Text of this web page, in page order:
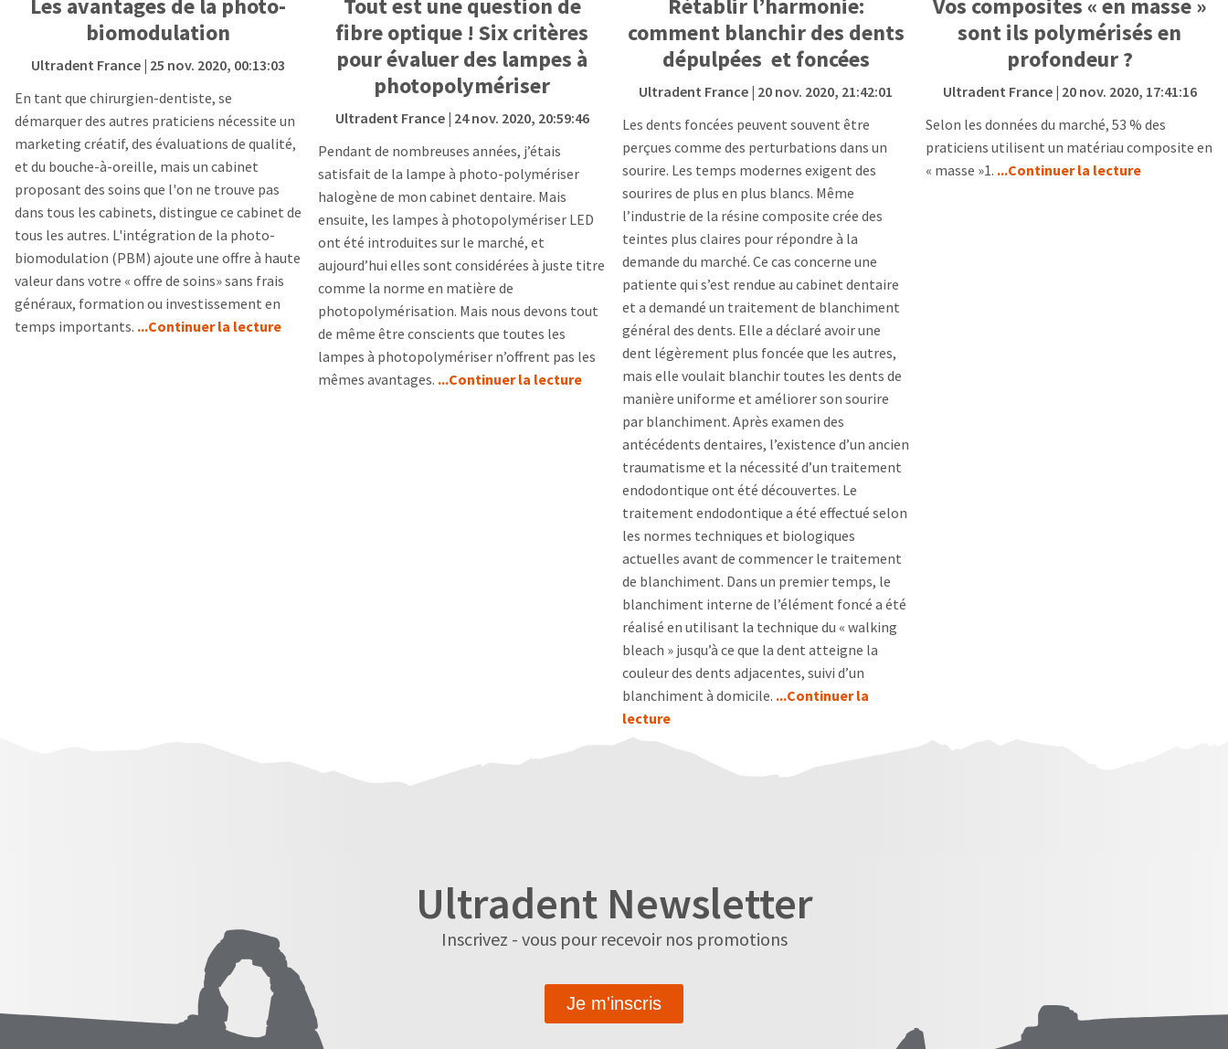
biomodulation
Ultradent France| 25 nov. 2020, 00:13:03
En tant que chirurgien-dentiste, se
démarquer des autres praticiens nécessite un
marketing créatif, des évaluations de qualité,
et du bouche-à-oreille, mais un cabinet
proposant des soins que l'on ne trouve pas
dans tous les cabinets, distingue ce cabinet de
tous les autres. L'intégration de la photo-
biomodulation (PBM) ajoute une offre à haute
valeur dans votre « offre de soins» sans frais
généraux, formation ou investissement en
temps importants. ...Continuer la lecture
fibre optique ! Six critères
pour évaluer des lampes à
photopolymériser
Ultradent France| 24 nov. 2020, 20:59:46
Pendant de nombreuses années, j’étais
satisfait de la lampe à photo-polymériser
halogène de mon cabinet dentaire. Mais
ensuite, les lampes à photopolymériser LED
ont été introduites sur le marché, et
aujourd’hui elles sont considérées à juste titre
comme la norme en matière de
photopolymérisation. Mais nous devons tout
de même être conscients que toutes les
lampes à photopolymériser n’offrent pas les
mêmes avantages. ...Continuer la lecture
comment blanchir des dents
dépulpées et foncées
Ultradent France| 20 nov. 2020, 21:42:01
Les dents foncées peuvent souvent être
perçues comme des perturbations dans un
sourire. Les temps modernes exigent des
sourires de plus en plus blancs. Même
l’industrie de la résine composite crée des
teintes plus claires pour répondre à la
demande du marché. Ce cas concerne une
patiente qui s’est rendue au cabinet dentaire
et a demandé un traitement de blanchiment
général des dents. Elle a déclaré avoir une
dent légèrement plus foncée que les autres,
mais elle voulait blanchir toutes les dents de
manière uniforme et améliorer son sourire
par blanchiment. Après examen des
antécédents dentaires, l’existence d’un ancien
traumatisme et la nécessité d’un traitement
endodontique ont été découvertes. Le
traitement endodontique a été effectué selon
les normes techniques et biologiques
actuelles avant de commencer le traitement
de blanchiment. Dans un premier temps, le
blanchiment interne de l’élément foncé a été
réalisé en utilisant la technique du « walking
bleach » jusqu’à ce que la dent atteigne la
couleur des dents adjacentes, suivi d’un
blanchiment à domicile. ...Continuer la
lecture
sont ils polymérisés en
profondeur ?
Ultradent France| 20 nov. 2020, 17:41:16
Selon les données du marché, 53 % des
praticiens utilisent un matériau composite en
« masse »1. ...Continuer la lecture
Ultradent Newsletter
Inscrivez - vous pour recevoir nos promotions
Je m'inscris